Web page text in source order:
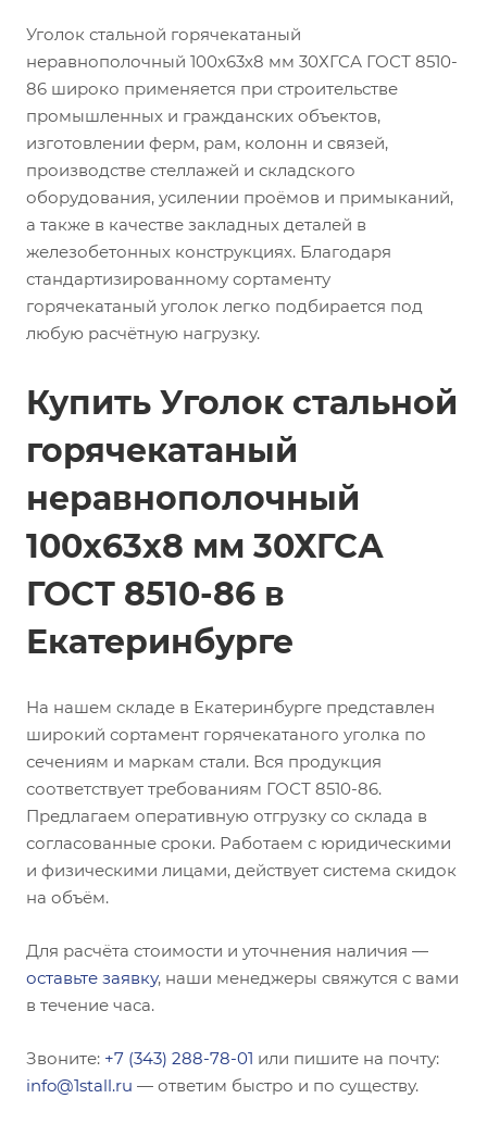
Уголок стальной горячекатаный
неравнополочный 100х63х8 мм 30ХГСА ГОСТ 8510-
86 широко применяется при строительстве
промышленных и гражданских объектов,
изготовлении ферм, рам, колонн и связей,
производстве стеллажей и складского
оборудования, усилении проёмов и примыканий,
а также в качестве закладных деталей в
железобетонных конструкциях. Благодаря
стандартизированному сортаменту
горячекатаный уголок легко подбирается под
любую расчётную нагрузку.
Купить Уголок стальной
горячекатаный
неравнополочный
100х63х8 мм 30ХГСА
ГОСТ 8510-86 в
Екатеринбурге
На нашем складе в Екатеринбурге представлен
широкий сортамент горячекатаного уголка по
сечениям и маркам стали. Вся продукция
соответствует требованиям ГОСТ 8510-86.
Предлагаем оперативную отгрузку со склада в
согласованные сроки. Работаем с юридическими
и физическими лицами, действует система скидок
на объём.
Для расчёта стоимости и уточнения наличия —
оставьте заявку, наши менеджеры свяжутся с вами
в течение часа.
Звоните: +7 (343) 288-78-01 или пишите на почту:
info@1stall.ru — ответим быстро и по существу.